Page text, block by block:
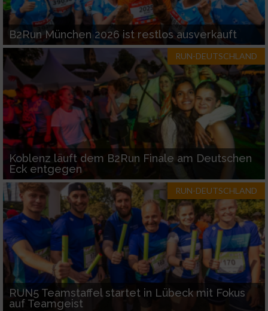
B2Run München 2026 ist restlos ausverkauft
RUN-DEUTSCHLAND
Koblenz läuft dem B2Run Finale am Deutschen
Eck entgegen
RUN-DEUTSCHLAND
RUN5 Teamstaffel startet in Lübeck mit Fokus
auf Teamgeist